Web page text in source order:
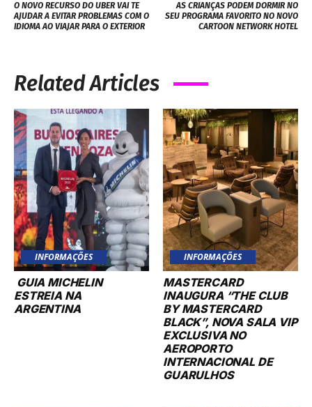
O NOVO RECURSO DO UBER VAI TE
AJUDAR A EVITAR PROBLEMAS COM O
IDIOMA AO VIAJAR PARA O EXTERIOR
AS CRIANÇAS PODEM DORMIR NO
SEU PROGRAMA FAVORITO NO NOVO
CARTOON NETWORK HOTEL
Related Articles
INFORMAÇÕES
GUIA MICHELIN
ESTREIA NA
ARGENTINA
INFORMAÇÕES
MASTERCARD
INAUGURA “THE CLUB
BY MASTERCARD
BLACK”, NOVA SALA VIP
EXCLUSIVA NO
AEROPORTO
INTERNACIONAL DE
GUARULHOS